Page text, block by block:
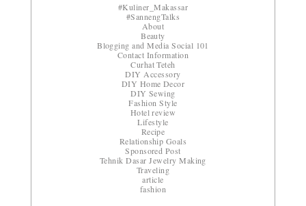
#Kuliner_Makassar
#SannengTalks
About
Beauty
Blogging and Media Social 101
Contact Information
Curhat Teteh
DIY Accessory
DIY Home Decor
DIY Sewing
Fashion Style
Hotel review
Lifestyle
Recipe
Relationship Goals
Sponsored Post
Tehnik Dasar Jewelry Making
Traveling
article
fashion